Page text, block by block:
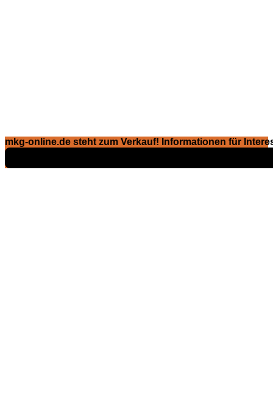
mkg-online.de steht zum Verkauf! Informationen für